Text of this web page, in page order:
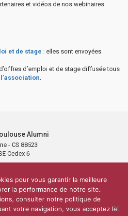
et vidéos de nos webinaires.
et de stage : elles sont envoyées
d’emploi et de stage diffusée tous
.
Alumni
- CS 88523
Cedex 6
Réseaux sociaux
Sciences Po Toulouse
10 000 diplômés
Politique de confidentialité
Plan du site
pour vous garantir la meilleure
la performance de notre site.
consulter notre politique de
votre navigation, vous acceptez le